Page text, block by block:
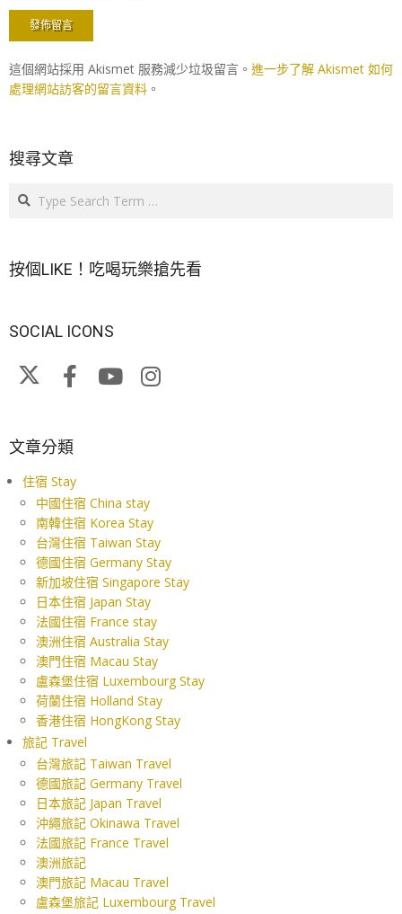
這個網站採用 Akismet 服務減少垃圾留言。 進一步了解 Akismet 如何
處理網站訪客的留言資料 。
搜尋文章
Search
按個LIKE！吃喝玩樂搶先看
SOCIAL ICONS
文章分類
住宿 Stay
中國住宿 China stay
南韓住宿 Korea Stay
台灣住宿 Taiwan Stay
德國住宿 Germany Stay
新加坡住宿 Singapore Stay
日本住宿 Japan Stay
法國住宿 France stay
澳洲住宿 Australia Stay
澳門住宿 Macau Stay
盧森堡住宿 Luxembourg Stay
荷蘭住宿 Holland Stay
香港住宿 HongKong Stay
旅記 Travel
台灣旅記 Taiwan Travel
德國旅記 Germany Travel
日本旅記 Japan Travel
沖繩旅記 Okinawa Travel
法國旅記 France Travel
澳洲旅記
澳門旅記 Macau Travel
盧森堡旅記 Luxembourg Travel